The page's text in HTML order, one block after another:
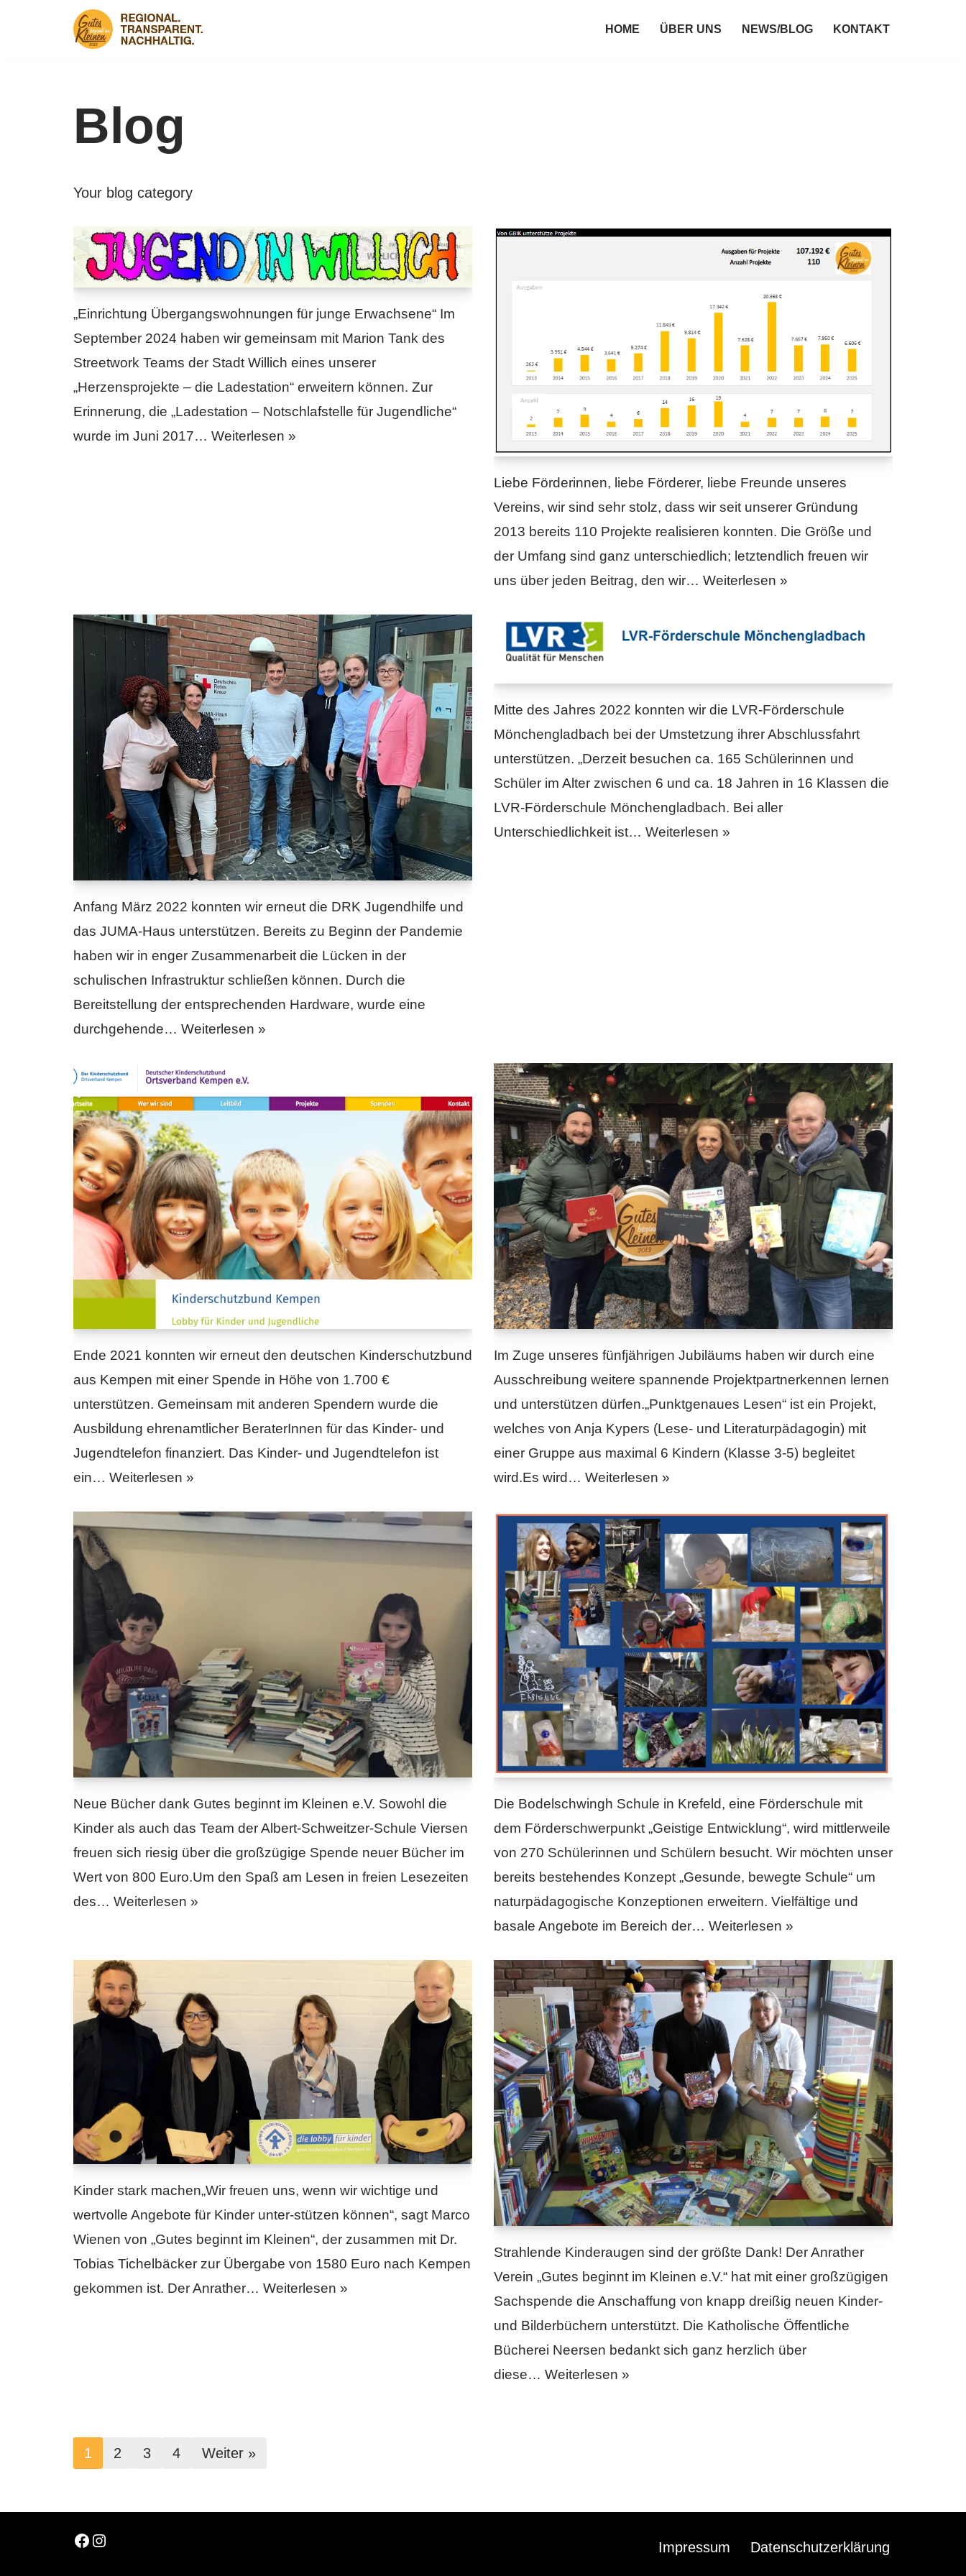
HOME ÜBER UNS NEWS/BLOG KONTAKT
Blog
Your blog category
„Einrichtung Übergangswohnungen für junge Erwachsene“ Im
September 2024 haben wir gemeinsam mit Marion Tank des
Streetwork Teams der Stadt Willich eines unserer
„Herzensprojekte – die Ladestation“ erweitern können. Zur
Erinnerung, die „Ladestation – Notschlafstelle für Jugendliche“
wurde im Juni 2017… Weiterlesen »
Liebe Förderinnen, liebe Förderer, liebe Freunde unseres
Vereins, wir sind sehr stolz, dass wir seit unserer Gründung
2013 bereits 110 Projekte realisieren konnten. Die Größe und
der Umfang sind ganz unterschiedlich; letztendlich freuen wir
uns über jeden Beitrag, den wir… Weiterlesen »
Anfang März 2022 konnten wir erneut die DRK Jugendhilfe und
das JUMA-Haus unterstützen. Bereits zu Beginn der Pandemie
haben wir in enger Zusammenarbeit die Lücken in der
schulischen Infrastruktur schließen können. Durch die
Bereitstellung der entsprechenden Hardware, wurde eine
durchgehende… Weiterlesen »
Mitte des Jahres 2022 konnten wir die LVR-Förderschule
Mönchengladbach bei der Umstetzung ihrer Abschlussfahrt
unterstützen. „Derzeit besuchen ca. 165 Schülerinnen und
Schüler im Alter zwischen 6 und ca. 18 Jahren in 16 Klassen die
LVR-Förderschule Mönchengladbach. Bei aller
Unterschiedlichkeit ist… Weiterlesen »
Ende 2021 konnten wir erneut den deutschen Kinderschutzbund
aus Kempen mit einer Spende in Höhe von 1.700 €
unterstützen. Gemeinsam mit anderen Spendern wurde die
Ausbildung ehrenamtlicher BeraterInnen für das Kinder- und
Jugendtelefon finanziert. Das Kinder- und Jugendtelefon ist
ein… Weiterlesen »
Im Zuge unseres fünfjährigen Jubiläums haben wir durch eine
Ausschreibung weitere spannende Projektpartnerkennen lernen
und unterstützen dürfen.„Punktgenaues Lesen“ ist ein Projekt,
welches von Anja Kypers (Lese- und Literaturpädagogin) mit
einer Gruppe aus maximal 6 Kindern (Klasse 3-5) begleitet
wird.Es wird… Weiterlesen »
Neue Bücher dank Gutes beginnt im Kleinen e.V. Sowohl die
Kinder als auch das Team der Albert-Schweitzer-Schule Viersen
freuen sich riesig über die großzügige Spende neuer Bücher im
Wert von 800 Euro.Um den Spaß am Lesen in freien Lesezeiten
des… Weiterlesen »
Die Bodelschwingh Schule in Krefeld, eine Förderschule mit
dem Förderschwerpunkt „Geistige Entwicklung“, wird mittlerweile
von 270 Schülerinnen und Schülern besucht. Wir möchten unser
bereits bestehendes Konzept „Gesunde, bewegte Schule“ um
naturpädagogische Konzeptionen erweitern. Vielfältige und
basale Angebote im Bereich der… Weiterlesen »
Kinder stark machen„Wir freuen uns, wenn wir wichtige und
wertvolle Angebote für Kinder unter-stützen können“, sagt Marco
Wienen von „Gutes beginnt im Kleinen“, der zusammen mit Dr.
Tobias Tichelbäcker zur Übergabe von 1580 Euro nach Kempen
gekommen ist. Der Anrather… Weiterlesen »
Strahlende Kinderaugen sind der größte Dank! Der Anrather
Verein „Gutes beginnt im Kleinen e.V.“ hat mit einer großzügigen
Sachspende die Anschaffung von knapp dreißig neuen Kinder-
und Bilderbüchern unterstützt. Die Katholische Öffentliche
Bücherei Neersen bedankt sich ganz herzlich über
diese… Weiterlesen »
1 2 3 4 Weiter »
Impressum Datenschutzerklärung